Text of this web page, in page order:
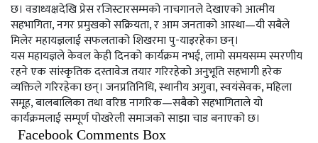
छ। वडाध्यक्षदेखि प्रेस रजिस्टारसम्मको नाचगानले देखाएको आत्मीय
सहभागिता, नगर प्रमुखको सक्रियता, र आम जनताको आस्था—यी सबैले
मिलेर महायज्ञलाई सफलताको शिखरमा पु-याइरहेका छन्।
यस महायज्ञले केवल केही दिनको कार्यक्रम नभई, लामो समयसम्म स्मरणीय
रहने एक सांस्कृतिक दस्तावेज तयार गरिरहेको अनुभूति सहभागी हरेक
व्यक्तिले गरिरहेका छन्। जनप्रतिनिधि, स्थानीय अगुवा, स्वयंसेवक, महिला
समूह, बालबालिका तथा वरिष्ठ नागरिक—सबैको सहभागिताले यो
कार्यक्रमलाई सम्पूर्ण पोखरेली समाजको साझा चाड बनाएको छ।
Facebook Comments Box